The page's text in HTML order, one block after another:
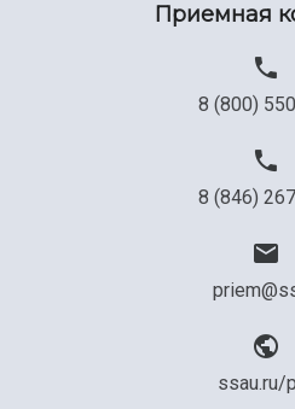
Приемная
8 (800)
8 (846)
ssau.ru/